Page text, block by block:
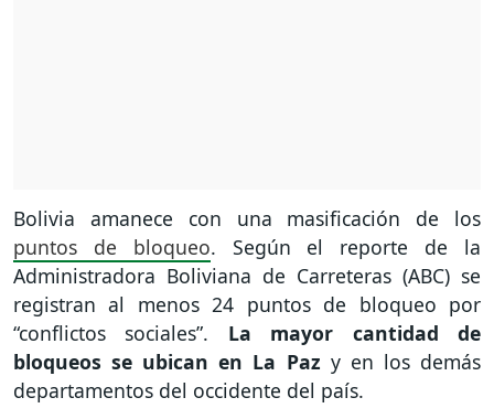
Bolivia amanece con una masificación de los
puntos de bloqueo. Según el reporte de la
Administradora Boliviana de Carreteras (ABC) se
registran al menos 24 puntos de bloqueo por
“conflictos sociales”. La mayor cantidad de
bloqueos se ubican en La Paz y en los demás
departamentos del occidente del país.